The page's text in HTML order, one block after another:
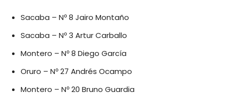
Sacaba – Nº 8 Jairo Montaño
Sacaba – Nº 3 Artur Carballo
Montero – Nº 8 Diego García
Oruro – Nº 27 Andrés Ocampo
Montero – Nº 20 Bruno Guardia